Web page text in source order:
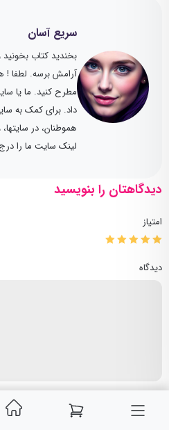
سریع آسان
بخندید کتاب
آرامش برسه. لطفا !
مطرح کنید. ما یا
داد. برای کمک به
هموطنان، در
لینک سایت ما را
دیدگاهتان را بنویسید
امتیاز
دیدگاه
ثبت دیدگاه